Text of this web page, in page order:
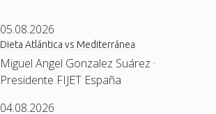
05.08.2026
Dieta Atlántica vs Mediterránea
Miguel Angel Gonzalez Suárez ·
Presidente FIJET España
04.08.2026